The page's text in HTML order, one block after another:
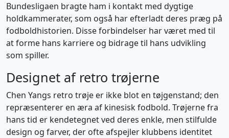
Bundesligaen bragte ham i kontakt med dygtige
holdkammerater, som også har efterladt deres præg på
fodboldhistorien. Disse forbindelser har været med til
at forme hans karriere og bidrage til hans udvikling
som spiller.
Designet af retro trøjerne
Chen Yangs retro trøje er ikke blot en tøjgenstand; den
repræsenterer en æra af kinesisk fodbold. Trøjerne fra
hans tid er kendetegnet ved deres enkle, men stilfulde
design og farver, der ofte afspejler klubbens identitet